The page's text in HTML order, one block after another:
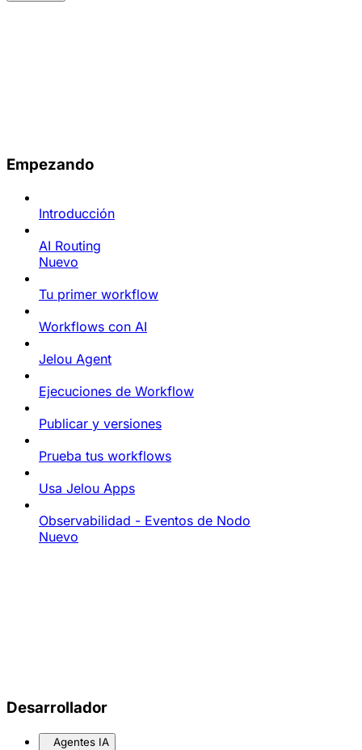
Empezando
Introducción
AI Routing
Nuevo
Tu primer workflow
Workflows con AI
Jelou Agent
Ejecuciones de Workflow
Publicar y versiones
Prueba tus workflows
Usa Jelou Apps
Observabilidad - Eventos de Nodo
Nuevo
Desarrollador
Agentes IA